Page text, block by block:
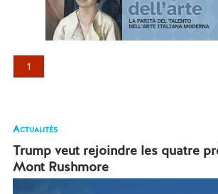
1
Actualités
Trump veut rejoindre les quatre
Mont Rushmore